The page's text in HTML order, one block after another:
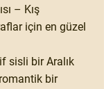
– Kış
için en güzel
sisli bir Aralık
romantik bir